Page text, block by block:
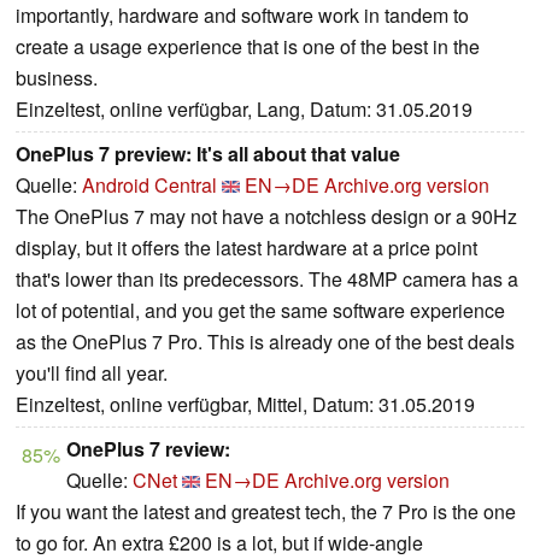
importantly, hardware and software work in tandem to
create a usage experience that is one of the best in the
business.
Einzeltest, online verfügbar, Lang, Datum: 31.05.2019
OnePlus 7 preview: It's all about that value
Quelle: Android Central EN→DE Archive.org version
The OnePlus 7 may not have a notchless design or a 90Hz
display, but it offers the latest hardware at a price point
that's lower than its predecessors. The 48MP camera has a
lot of potential, and you get the same software experience
as the OnePlus 7 Pro. This is already one of the best deals
you'll find all year.
Einzeltest, online verfügbar, Mittel, Datum: 31.05.2019
85% OnePlus 7 review:
Quelle: CNet EN→DE Archive.org version
If you want the latest and greatest tech, the 7 Pro is the one
to go for. An extra £200 is a lot, but if wide-angle